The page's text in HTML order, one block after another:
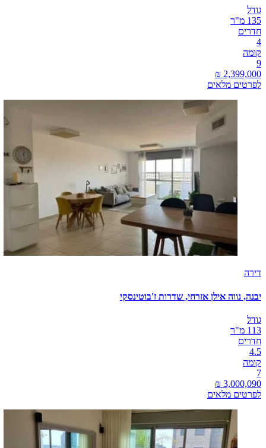
גודל
135 מ"ר
חדרים
4
קומה
9
לפרטים מלאים
דירה
יבנה, נווה אילן אזרחי, שדרות ז'בוטינסקי
גודל
113 מ"ר
חדרים
4.5
קומה
7
לפרטים מלאים